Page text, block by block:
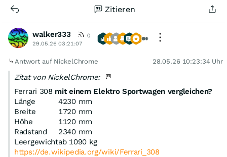
Zitieren
walker333
0
29.05.26 03:21:07
Antwort auf NickelChrome 28.05.26 10:23:34 Uhr
Zitat von NickelChrome:
Ferrari 308 mit einem Elektro Sportwagen vergleichen?
Länge
4230 mm
Breite
1720 mm
Höhe
1120 mm
Radstand
2340 mm
Leergewichtab 1090 kg
https://de.wikipedia.org/wiki/Ferrari_308